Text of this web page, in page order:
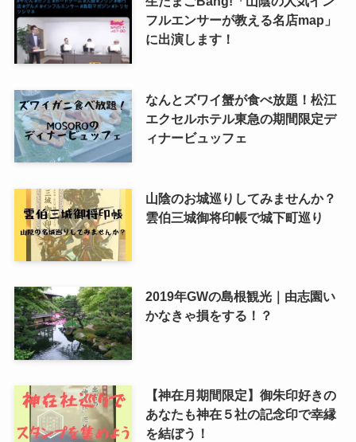
フルエンサーが教える名店map」
に出演します！
なんとズワイ蟹が食べ放題！松江
エクセルホテル東急の期間限定デ
ィナービュッフェ
山陰のお城巡りしてみませんか？
雲伯三城御将印帳で城下町巡り
2019年GWの島根観光｜由志園い
かなきゃ損をする！？
【神在月期間限定】御朱印好きの
あなたも神在５社の記念印で幸縁
を結ぼう！